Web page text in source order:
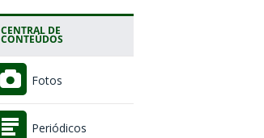
CENTRAL DE
CONTEÚDOS
Fotos
Periódicos